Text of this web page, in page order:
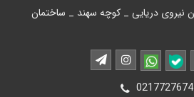
دریایی _ کوچه سهند _ ساختمان